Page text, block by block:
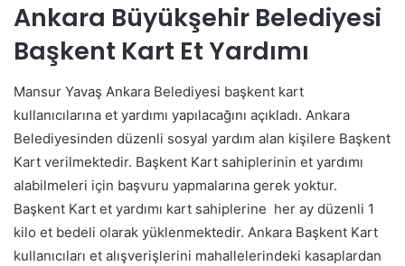
Ankara Büyükşehir Belediyesi
Başkent Kart Et Yardımı
Mansur Yavaş Ankara Belediyesi başkent kart
kullanıcılarına et yardımı yapılacağını açıkladı. Ankara
Belediyesinden düzenli sosyal yardım alan kişilere Başkent
Kart verilmektedir. Başkent Kart sahiplerinin et yardımı
alabilmeleri için başvuru yapmalarına gerek yoktur.
Başkent Kart et yardımı kart sahiplerine her ay düzenli 1
kilo et bedeli olarak yüklenmektedir. Ankara Başkent Kart
kullanıcıları et alışverişlerini mahallelerindeki kasaplardan